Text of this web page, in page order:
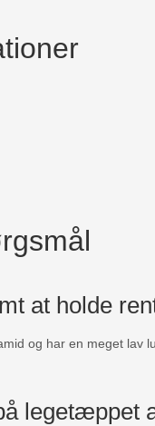
at holde
og har en meget
legetæppet